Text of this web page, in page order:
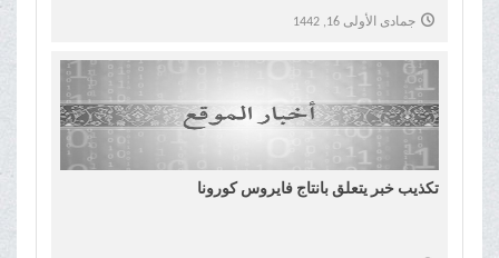
جمادى الأولى 16, 1442
تكذيب خبر يتعلق بانتاج فايروس كورونا